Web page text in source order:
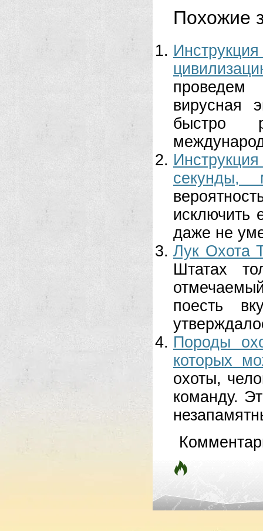
Похожие
проведем
вирусная
быстро
секунды,
исключить
даже не
Лук Охота
Штатах
поесть
Породы
которых
охоты,
команду.